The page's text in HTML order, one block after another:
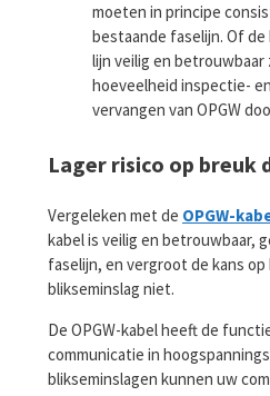
moeten in principe
bestaande faselijn. Of
lijn veilig en
hoeveelheid inspectie-
vervangen van OPGW
Lager risico op breuk
Vergeleken met de OPGW-
kabel is veilig en betrouwbaar,
faselijn, en vergroot de kans op
blikseminslag niet.
De OPGW-kabel heeft de
communicatie in
blikseminslagen kunnen uw